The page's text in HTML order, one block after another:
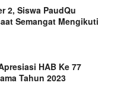
2, Siswa PaudQu
Semangat Mengikuti
HAB Ke 77
Tahun 2023